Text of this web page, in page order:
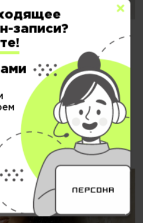
с термоприборами
волоса.
линейки
свойствами. Они
интенсивный уход и
флаконе. Это защита без
о натуральности стоят
тестов. Davines не
подтверждена
записи?